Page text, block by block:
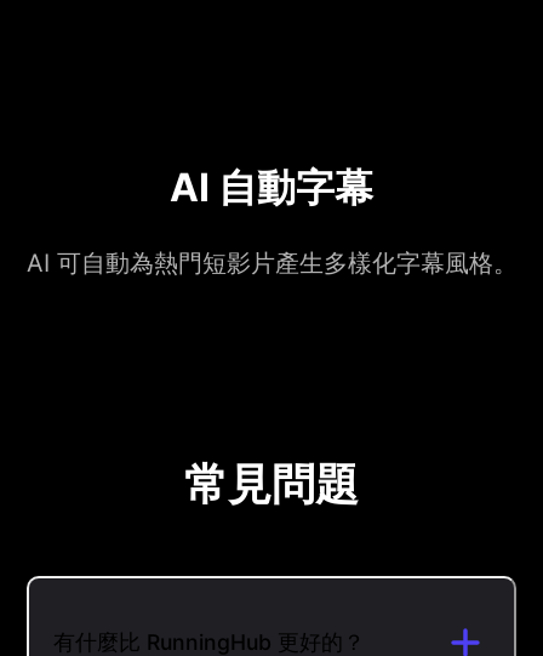
AI 自動字幕
AI 可自動為熱門短影片產生多樣化字幕風格。
常見問題
有什麼比 RunningHub 更好的？